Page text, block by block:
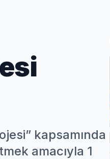
kapsamında
amacıyla 1